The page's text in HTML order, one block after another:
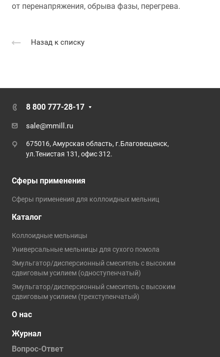
от перенапряжения, обрыва фазы, перегрева.
Назад к списку
8 800 777-28-17
sale@mmill.ru
675016, Амурская область, г.Благовещенск,
ул.Тенистая 131, офис 312.
Сферы применения
Сферы применения для коллоидных мельниц
Каталог
Коллоидные мельницы
Универсальные мельницы для сухого помола
Эмульгатор/дисперсионный смеситель с высоким
сдвиговым усилием (одноступенчатый)
Эмульгатор/дисперсионный смеситель с высоким
сдвиговым усилием (трехступенчатый)
О нас
Журнал
Вопрос-Ответ